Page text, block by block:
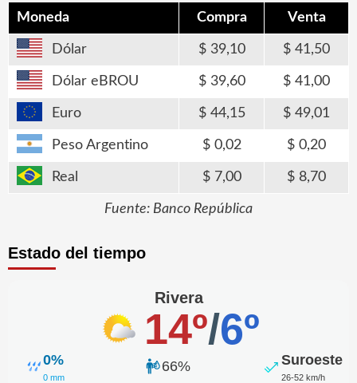
Moneda Compra Venta
Dólar 39,10 41,50
Dólar eBROU 39,60 41,00
Euro 44,15 49,01
Peso Argentino 0,02 0,20
Real 7,00 8,70
Fuente: Banco República
Estado del tiempo
Rivera
14º/6º
0%
0 mm
66% Suroeste
26-52 km/h